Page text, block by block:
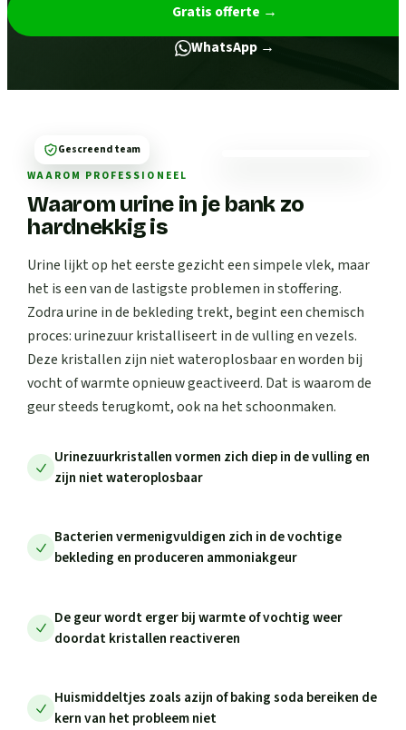
Gratis offerte →
WhatsApp →
WAAROM PROFESSIONEEL
Waarom urine in je bank zo
hardnekkig is
Urine lijkt op het eerste gezicht een simpele vlek, maar
het is een van de lastigste problemen in stoffering.
Zodra urine in de bekleding trekt, begint een chemisch
proces: urinezuur kristalliseert in de vulling en vezels.
Deze kristallen zijn niet wateroplosbaar en worden bij
vocht of warmte opnieuw geactiveerd. Dat is waarom de
geur steeds terugkomt, ook na het schoonmaken.
Urinezuurkristallen vormen zich diep in de vulling en
zijn niet wateroplosbaar
Bacterien vermenigvuldigen zich in de vochtige
bekleding en produceren ammoniakgeur
De geur wordt erger bij warmte of vochtig weer
doordat kristallen reactiveren
Huismiddeltjes zoals azijn of baking soda bereiken de
kern van het probleem niet
Gescreend team